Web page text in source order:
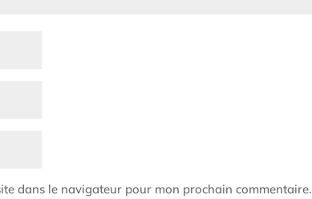
dans le navigateur pour mon prochain commentaire.